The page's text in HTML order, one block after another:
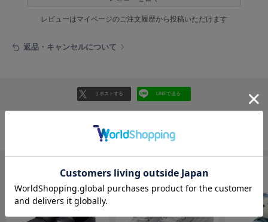
エミ
エミヨガ
レビューはマイページのご注文履歴から投稿いただけます
返品・キャンセルについて
リポストする LINEで送る
シューズの人気ランキング